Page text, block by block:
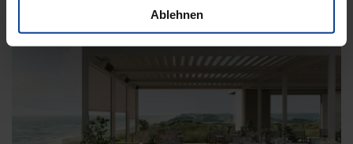
Ablehnen